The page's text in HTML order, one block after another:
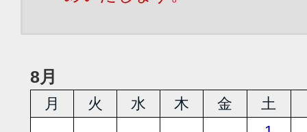
8月
月 火 水 木 金 土